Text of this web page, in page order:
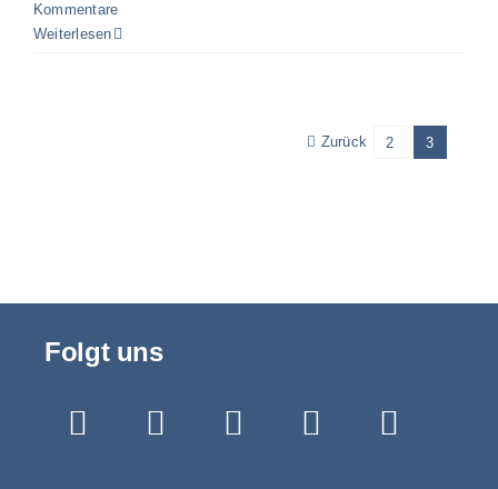
Kommentare
Weiterlesen
Zurück 2 3
Folgt uns